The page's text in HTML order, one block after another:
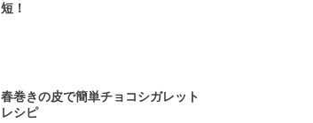
短！
春巻きの皮で簡単チョコシガレット
レシピ